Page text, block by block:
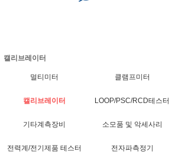
캘리브레이터
멀티미터 클램프미터
캘리브레이터 LOOP/PSC/RCD테스터
기타계측장비 소모품 및 악세사리
전력계/전기제품 테스터 전자파측정기